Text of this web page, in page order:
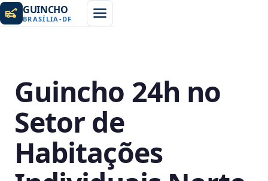
GUINCHO
BRASÍLIA -DF
Guincho 24h no
Setor de
Habitações